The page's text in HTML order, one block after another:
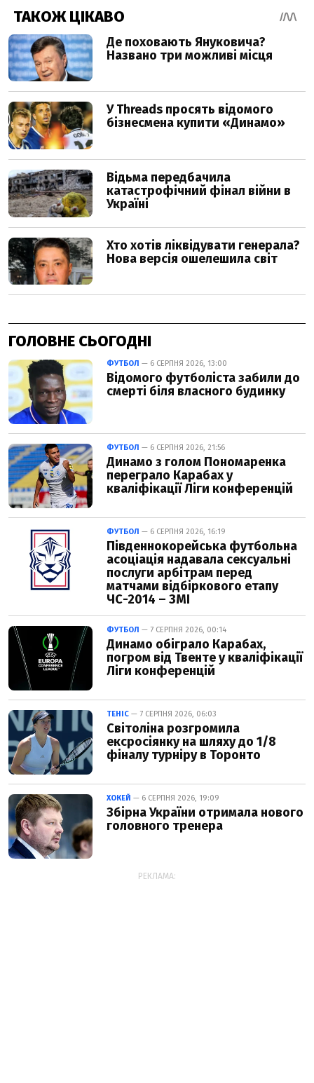
ГОЛОВНЕ СЬОГОДНІ
ФУТБОЛ — 6 СЕРПНЯ 2026, 13:00
Відомого футболіста забили до
смерті біля власного будинку
ФУТБОЛ — 6 СЕРПНЯ 2026, 21:56
Динамо з голом Пономаренка
переграло Карабах у
кваліфікації Ліги конференцій
ФУТБОЛ — 6 СЕРПНЯ 2026, 16:19
Південнокорейська футбольна
асоціація надавала сексуальні
послуги арбітрам перед
матчами відбіркового етапу
ЧС-2014 – ЗМІ
ФУТБОЛ — 7 СЕРПНЯ 2026, 00:14
Динамо обіграло Карабах,
погром від Твенте у кваліфікації
Ліги конференцій
ТЕНІС — 7 СЕРПНЯ 2026, 06:03
Світоліна розгромила
ексросіянку на шляху до 1/8
фіналу турніру в Торонто
ХОКЕЙ — 6 СЕРПНЯ 2026, 19:09
Збірна України отримала нового
головного тренера
РЕКЛАМА: